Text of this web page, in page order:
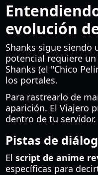
evolución
Shanks sigue siendo
potencial requiere un
Shanks (el "Chico
los portales.
Para rastrearlo de
aparición. El Viajero
dentro de tu servidor.
Pistas de
El script de anime
específicas para